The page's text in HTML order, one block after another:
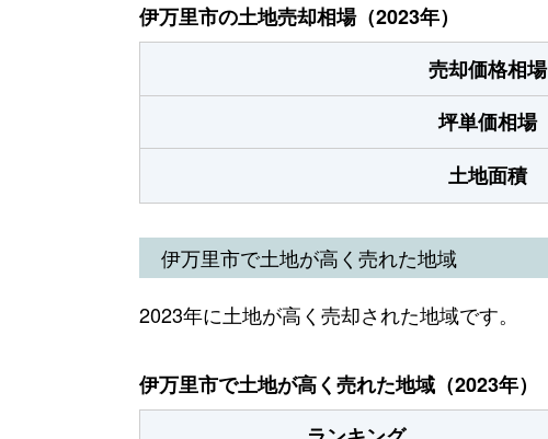
伊万里市の土地売却相場（2023年）
売却価格相場
坪単価相場
土地面積
伊万里市で土地が高く売れた地域
2023年に土地が高く売却された地域です。
伊万里市で土地が高く売れた地域（2023年）